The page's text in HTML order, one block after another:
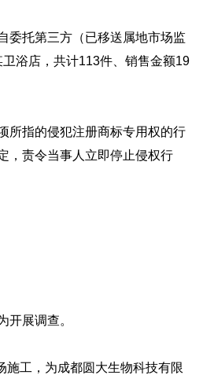
委托第三方（已移送属地市场监
浴店，共计113件、销售金额19
所指的侵犯注册商标专用权的行
，责令当事人立即停止侵权行
开展调查。
施工，为成都圆大生物科技有限